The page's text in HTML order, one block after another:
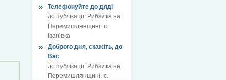
Телефонуйте до дяді
до публікації: Рибалка на
Перемишлянщині. с.
Іванівка
Доброго дня, скажіть, до
Вас
до публікації: Рибалка на
Перемишлянщині. с.